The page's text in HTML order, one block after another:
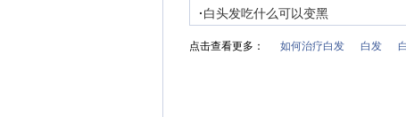
·白头发吃什么可以变黑
点击查看更多： 如何治疗白发 白发